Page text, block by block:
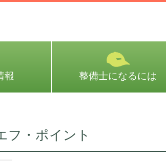
報 整備士になるには
フ・ポイント